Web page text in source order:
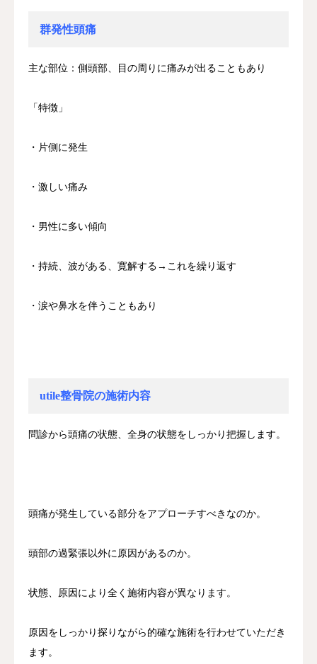
群発性頭痛
主な部位：側頭部、目の周りに痛みが出ることもあり
「特徴」
・片側に発生
・激しい痛み
・男性に多い傾向
・持続、波がある、寛解する→これを繰り返す
・涙や鼻水を伴うこともあり
utile整骨院の施術内容
問診から頭痛の状態、全身の状態をしっかり把握します。
頭痛が発生している部分をアプローチすべきなのか。
頭部の過緊張以外に原因があるのか。
状態、原因により全く施術内容が異なります。
原因をしっかり探りながら的確な施術を行わせていただき
ます。